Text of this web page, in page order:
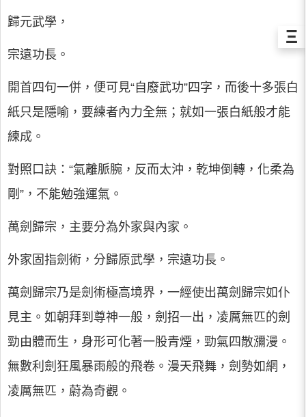
歸元武學，
宗遠功長。
開首四句一併，便可見“自廢武功”四字，而後十多張白
紙只是隱喻，要練者內力全無；就如一張白紙般才能
練成。
對照口訣：“氣離脈腕，反而太沖，乾坤倒轉，化柔為
剛”，不能勉強運氣。
萬劍歸宗，主要分為外家與內家。
外家固指劍術，分歸原武學，宗遠功長。
萬劍歸宗乃是劍術極高境界，一經使出萬劍歸宗如仆
見主。如朝拜到尊神一般，劍招一出，凌厲無匹的劍
勁由體而生，身形可化著一股青煙，勁氣四散瀰漫。
無數利劍狂風暴雨般的飛卷。漫天飛舞，劍勢如網，
凌厲無匹，蔚為奇觀。
Ξ